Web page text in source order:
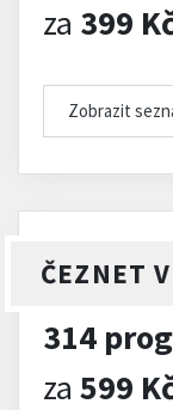
za 399
Zobrazit
ČEZNET
314
za 599